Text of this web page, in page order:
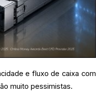
e fluxo de caixa com
muito pessimistas.